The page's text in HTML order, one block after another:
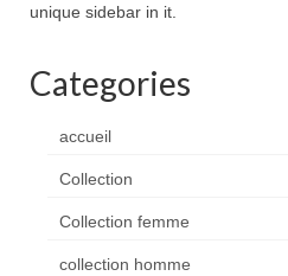
unique sidebar in it.
Categories
accueil
Collection
Collection femme
collection homme